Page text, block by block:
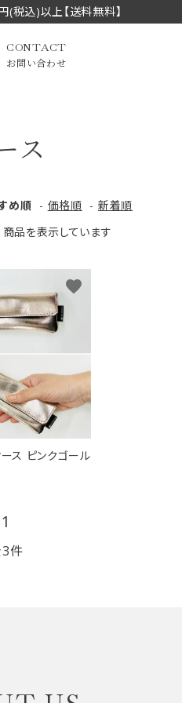
税込)以上【送料無料】
（半切・条幅以
品・セット品
ョン・その他
漢字
画筆・絵てがみ
洗浄剤・その他
チークブラシ
贈り物（限定セット）
CONTACT
お問い合わせ
ス
め順 - 価格順 - 新着順
品を表示しています
ス ピンクゴール
favorite
1
件